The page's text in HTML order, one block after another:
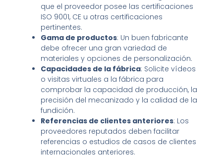
que el proveedor posee las certificaciones
ISO 9001, CE u otras certificaciones
pertinentes.
Gama de productos: Un buen fabricante
debe ofrecer una gran variedad de
materiales y opciones de personalización.
Capacidades de la fábrica: Solicite vídeos
o visitas virtuales a la fábrica para
comprobar la capacidad de producción, la
precisión del mecanizado y la calidad de la
fundición.
Referencias de clientes anteriores: Los
proveedores reputados deben facilitar
referencias o estudios de casos de clientes
internacionales anteriores.